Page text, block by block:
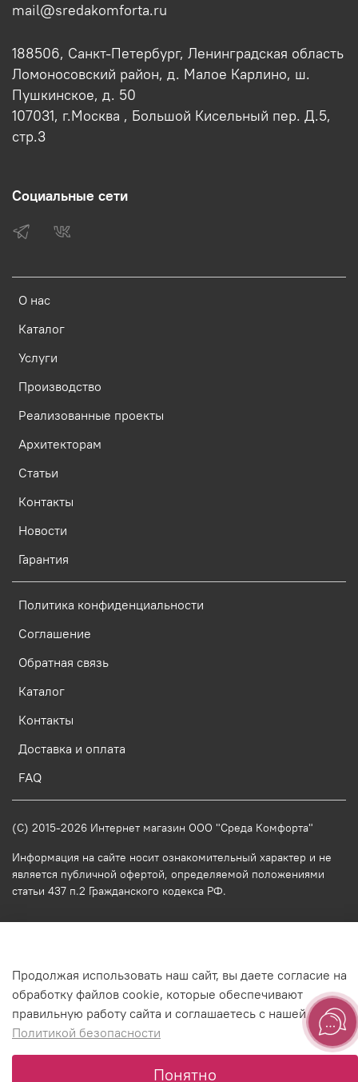
Оформить заявку
О нас
Каталог
Услуги
Производство
Реализованные проекты
Архитекторам
Статьи
Контакты
Новости
Гарантия
Политика конфиденциальности
Соглашение
Обратная связь
Каталог
Контакты
Доставка и оплата
FAQ
mail@sredakomforta.ru
188506, Санкт-Петербург, Ленинградская область
Ломоносовский район, д. Малое Карлино, ш.
Пушкинское, д. 50
107031, г.Москва , Большой Кисельный пер. Д.5,
стр.3
Социальные сети
(C) 2015-2026 Интернет магазин ООО "Среда Комфорта"
Информация на сайте носит ознакомительный характер и не
является публичной офертой, определяемой положениями
статьи 437 п.2 Гражданского кодекса РФ.
Продолжая использовать наш сайт, вы даете согласие на
обработку файлов cookie, которые обеспечивают
правильную работу сайта и соглашаетесь с нашей
Политикой безопасности
Понятно